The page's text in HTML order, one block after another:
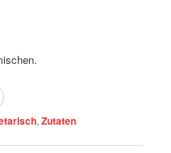
,Zutaten